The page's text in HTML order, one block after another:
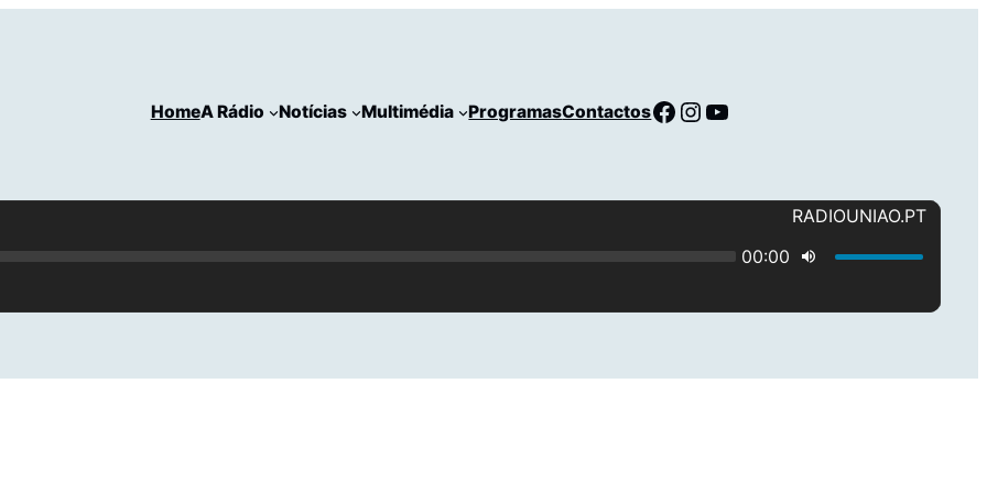
HomeA Rádio Notícias Multimédia ProgramasContactosFacebook InstagramYouTube